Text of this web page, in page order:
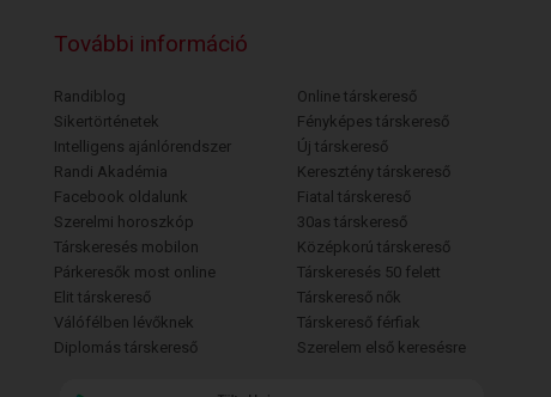
További információ
Randiblog
Sikertörténetek
Intelligens ajánlórendszer
Randi Akadémia
Facebook oldalunk
Szerelmi horoszkóp
Társkeresés mobilon
Párkeresők most online
Elit társkereső
Válófélben lévőknek
Diplomás társkereső
Online társkereső
Fényképes társkereső
Új társkereső
Keresztény társkereső
Fiatal társkereső
30as társkereső
Középkorú társkereső
Társkeresés 50 felett
Társkereső nők
Társkereső férfiak
Szerelem első keresésre